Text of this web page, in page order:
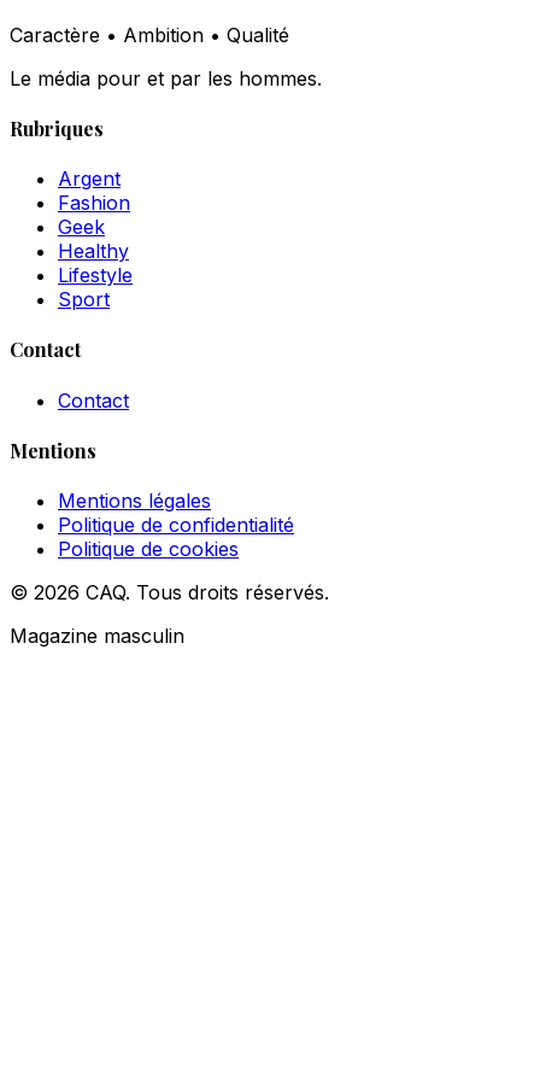
Caractère • Ambition • Qualité
Le média pour et par les hommes.
Rubriques
Argent
Fashion
Geek
Healthy
Lifestyle
Sport
Contact
Contact
Mentions
Mentions légales
Politique de confidentialité
Politique de cookies
© 2026 CAQ. Tous droits réservés.
Magazine masculin